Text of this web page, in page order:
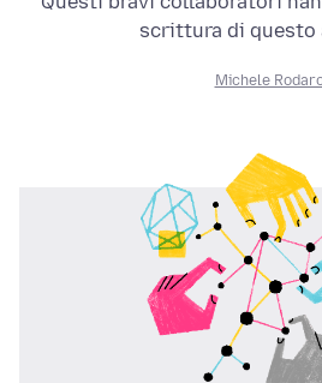
scrittura di questo
Michele